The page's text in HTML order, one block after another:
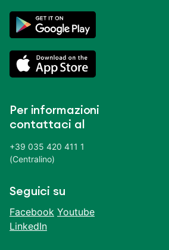
Per informazioni
contattaci al
+39 035 420 411 1
(Centralino)
Seguici su
Facebook Youtube
LinkedIn